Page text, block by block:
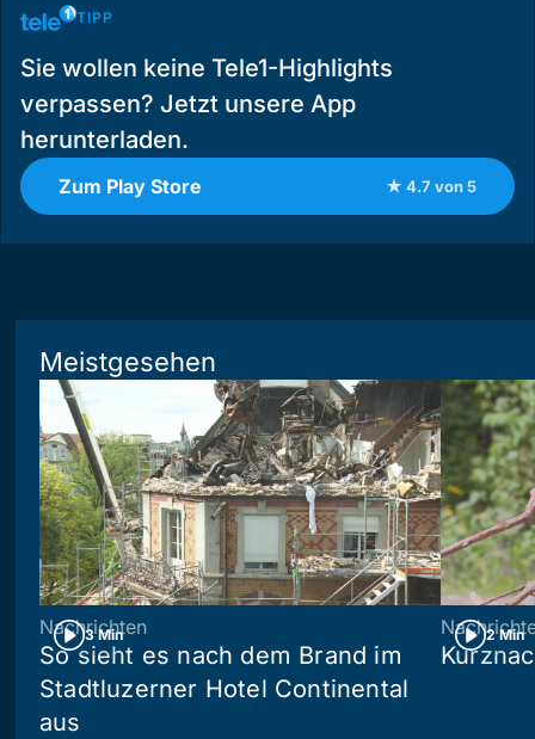
TIPP
Sie wollen keine Tele1-Highlights
verpassen? Jetzt unsere App
herunterladen.
Zum Play Store ★ 4.7 von 5
Meistgesehen
3 Min
Nachrichten
So sieht es nach dem Brand im
Stadtluzerner Hotel Continental
aus
2 Min